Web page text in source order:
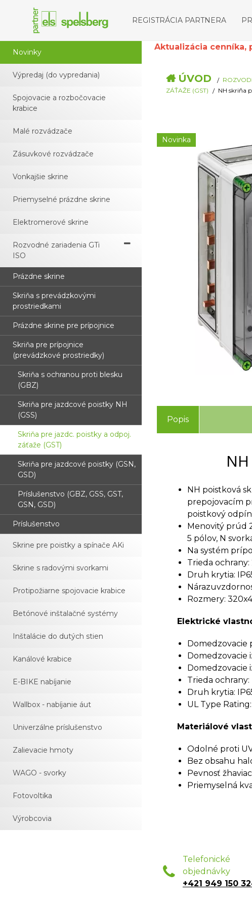
REGISTRÁCIA PARTNERA
Novinky
Výpredaj (do vypredania)
Spojovacie a rozbočovacie
krabice
Malé rozvádzače
Zásuvkové rozvádzače
Vonkajšie skrine
Priemyselné prázdne skrine
Elektromerové skrine
Rozvodné zariadenia GTi
ISO
Prázdne skrine
Skriňa s prevádzkovými
prostriedkami
Prázdne skrine pre prípojnice
Skriňa pre prípojnice
(prevádzkové prostriedky)
Skriňa s ochranou proti blesku
(GBZ)
Skriňa pre jazdcové poistky NH
(GSS)
Skriňa pre jazdc. poistky a odpoj.
záťaže (GST)
Skriňa pre jazdcové poistky (GSN,
GSD)
Príslušenstvo (GBZ, GSS, GST,
GSN, GSD)
Príslušenstvo
Skrine pre poistky a spínače AKi
Skrine s radovými svorkami
Protipožiarne spojovacie krabice
Betónové inštalačné systémy
Inštalácie do dutých stien
Kanálové krabice
E-BIKE nabíjanie
Wallbox - nabíjanie áut
Univerzálne príslušenstvo
Zalievacie hmoty
WAGO - svorky
Fotovoltika
Výrobcovia
Aktualizácia cenníka,
ÚVOD
ZÁŤAŽE (GST)
NH skriňa
Novinka
Popis
NH poistková
prepojovacím
poistkový
Menovitý prúd
5 pólov, N
Na systém
Trieda ochrany:
Druh krytia:
Rozmery:
Elektrické
Domedzovacie
Domedzovacie
Domedzovacie
Trieda ochrany:
Druh krytia:
UL Type Rating:
Materiálové
Odolné proti
Bez obsahu
Pevnosť
Priemyselná
Telefonické
objednávky
+421 949 150